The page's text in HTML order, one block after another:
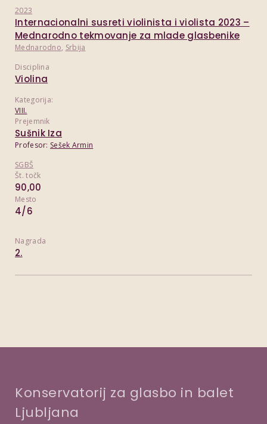
2023
Internacionalni susreti violinista i violista 2023 –
Mednarodno tekmovanje za mlade glasbenike
Mednarodno, Srbija
Disciplina
Violina
Kategorija:
VIII.
Prejemnik
Sušnik Iza
Profesor: Sešek Armin
SGBŠ
Št. točk
90,00
Mesto
4/6
Nagrada
2.
Konservatorij za glasbo in balet
Ljubljana